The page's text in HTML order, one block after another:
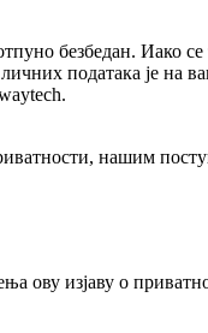
безбедан. Иако
података је на
нашим
ову изјаву о